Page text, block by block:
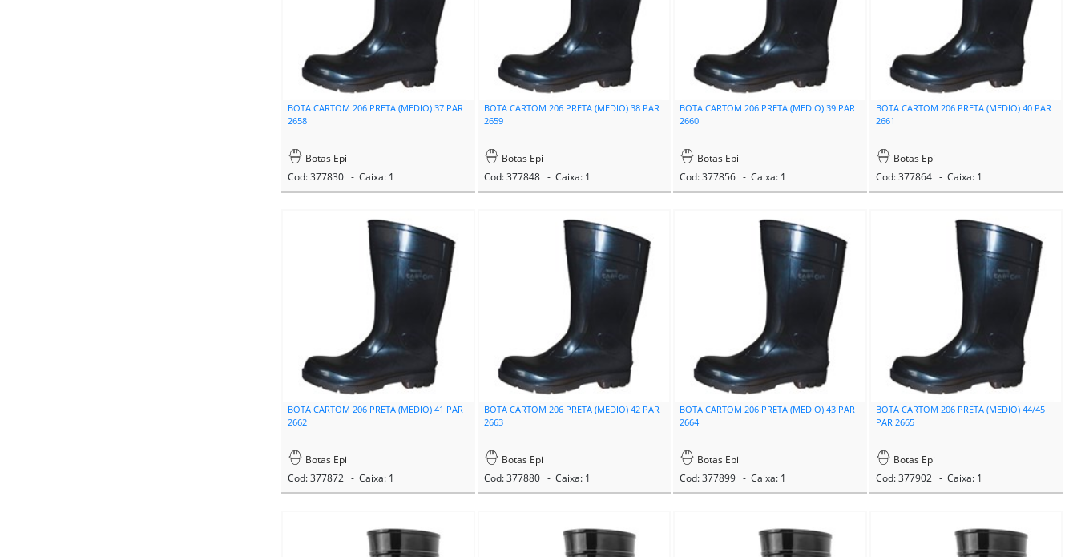
BOTA CARTOM 206 PRETA (MEDIO) 37 PAR
2658
Botas Epi
Cod: 377830 - Caixa: 1
BOTA CARTOM 206 PRETA (MEDIO) 38 PAR
2659
Botas Epi
Cod: 377848 - Caixa: 1
BOTA CARTOM 206 PRETA (MEDIO) 39 PAR
2660
Botas Epi
Cod: 377856 - Caixa: 1
BOTA CARTOM 206 PRETA (MEDIO) 40 PAR
2661
Botas Epi
Cod: 377864 - Caixa: 1
BOTA CARTOM 206 PRETA (MEDIO) 41 PAR
2662
Botas Epi
Cod: 377872 - Caixa: 1
BOTA CARTOM 206 PRETA (MEDIO) 42 PAR
2663
Botas Epi
Cod: 377880 - Caixa: 1
BOTA CARTOM 206 PRETA (MEDIO) 43 PAR
2664
Botas Epi
Cod: 377899 - Caixa: 1
BOTA CARTOM 206 PRETA (MEDIO) 44/45
PAR 2665
Botas Epi
Cod: 377902 - Caixa: 1